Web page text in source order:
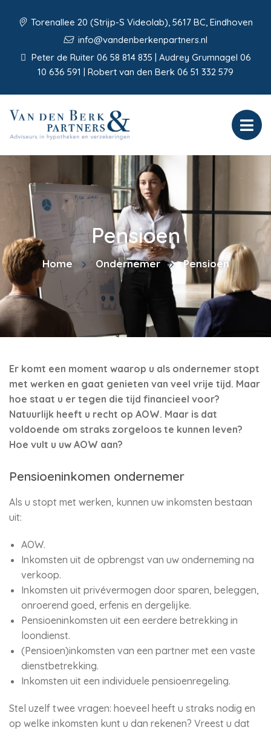
Torenallee 20 (Strijp-S Videolab), 5617 BC, Eindhoven
info@vandenberkenpartners.nl
Peter de Ruiter 06 58 814 835 | Audrey Grumnagel 06
10 636 591 | Robert van den Berk 06 51 332 579
Pensioen
Home Ondernemer Pensioen
Er komt een moment waarop u als ondernemer stopt
met werken en gaat genieten van veel vrije tijd. Maar
hoe staat u er tegen die tijd financieel voor?
Natuurlijk heeft u recht op AOW. Maar is dat
voldoende om straks zorgeloos te kunnen leven?
Hoe vult u uw AOW aan?
Pensioeninkomen ondernemer
Als u stopt met werken, kunnen uw inkomsten bestaan
uit:
AOW.
Inkomsten uit de opbrengst van uw onderneming na
verkoop.
Inkomsten uit privévermogen door sparen, beleggen,
onroerend goed, erfenis en dergelijke.
Pensioeninkomsten uit een eerdere betrekking in
loondienst.
(Pensioen)inkomsten van een partner met een vaste
dienstbetrekking.
Inkomsten uit een individuele pensioenregeling.
Stel uzelf twee vragen: hoeveel heeft u straks nodig en
op welke inkomsten kunt u dan rekenen? Vreest u dat